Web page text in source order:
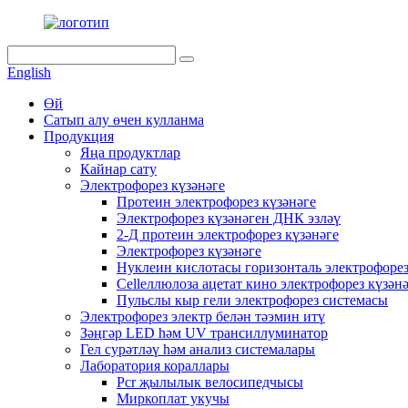
English
Өй
Сатып алу өчен кулланма
Продукция
Яңа продуктлар
Кайнар сату
Электрофорез күзәнәге
Протеин электрофорез күзәнәге
Электрофорез күзәнәген ДНК эзләү
2-Д протеин электрофорез күзәнәге
Электрофорез күзәнәге
Нуклеин кислотасы горизонталь
Cellеллюлоза ацетат кино электрофорез
Пульслы кыр гели электрофорез системасы
Электрофорез электр белән тәэмин итү
Зәңгәр LED һәм UV трансиллуминатор
Гел сурәтләү һәм анализ системалары
Лаборатория кораллары
Pcr җылылык велосипедчысы
Миркоплат укучы